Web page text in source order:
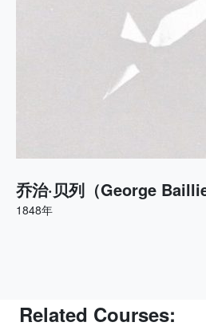
乔治·贝列（George Baillie
1848年
Related Courses: